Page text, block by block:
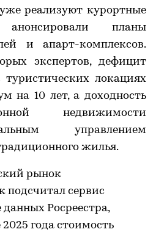
реализуют курортные
планы
и апарт-комплексов.
экспертов, дефицит
локациях
на 10 лет, а доходность
недвижимости
управлением
жилья.
рынок
подсчитал сервис
Росреестра,
года стоимость